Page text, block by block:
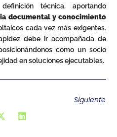
técnica, aportando
documental y conocimiento
cada vez más exigentes.
debe ir acompañada de
como un socio
en soluciones ejecutables.
Siguiente